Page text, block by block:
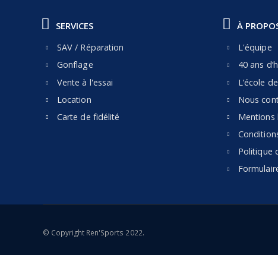
SERVICES
SAV / Réparation
Gonflage
Vente à l'essai
Location
Carte de fidélité
À
L'équipe
40 ans
L’école
Nous
Mentions
Politique
© Copyright Ren'Sports 2022.